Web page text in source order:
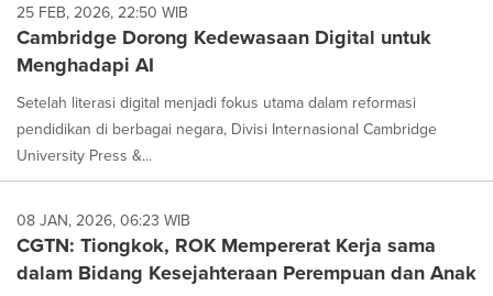
25 FEB, 2026, 22:50 WIB
Cambridge Dorong Kedewasaan Digital untuk
Menghadapi AI
Setelah literasi digital menjadi fokus utama dalam reformasi
pendidikan di berbagai negara, Divisi Internasional Cambridge
University Press &...
08 JAN, 2026, 06:23 WIB
CGTN: Tiongkok, ROK Mempererat Kerja sama
dalam Bidang Kesejahteraan Perempuan dan Anak